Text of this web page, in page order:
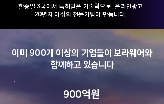
​한중일 3국에서 특허받은 기술력으로, 온라인광고
20년차 이상의 전문가팀이 만듭니다.
이미 900개 이상의 기업들이 보라웨어와
함께하고 있습니다
900억원